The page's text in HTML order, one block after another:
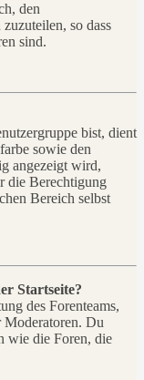
den
so dass
sind.
bist, dient
sowie den
angezeigt wird,
die Berechtigung
Bereich selbst
Startseite?
des Forenteams,
Moderatoren. Du
wie die Foren, die